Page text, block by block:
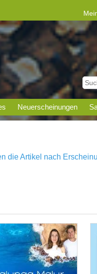
Neuerscheinungen
die Artikel nach